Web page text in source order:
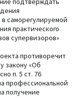
саморегулируемой
практического
супервизоров»
противоречит
закону «Об
п. 5 ст. 76
профессиональной
получение